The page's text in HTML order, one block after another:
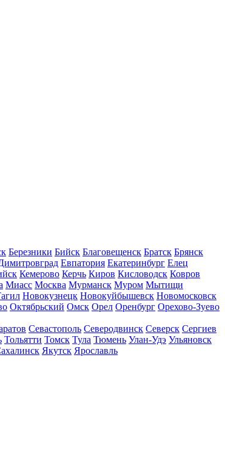
Березники Бийск Благовещенск Братск Брянск
Евпатория Екатеринбург Елец
Кемерово Керчь Киров Кисловодск Ковров
Миасс Москва Мурманск Муром Мытищи
Новокузнецк Новокуйбышевск Новомосковск
Октябрьский Омск Орел Оренбург Орехово-Зуево
Севастополь Северодвинск Северск Сергиев
Тольятти Томск Тула Тюмень Улан-Удэ Ульяновск
Якутск Ярославль